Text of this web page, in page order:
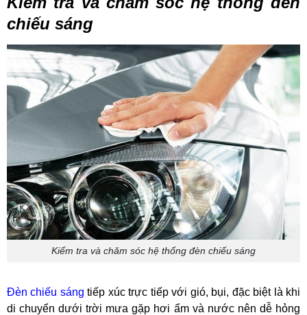
chiếu sáng
Kiểm tra và chăm sóc hệ thống đèn chiếu sáng
Đèn chiếu sáng tiếp xúc trực tiếp với gió, bụi, đặc biệt là khi
di chuyển dưới trời mưa gặp hơi ẩm và nước nên dễ hỏng